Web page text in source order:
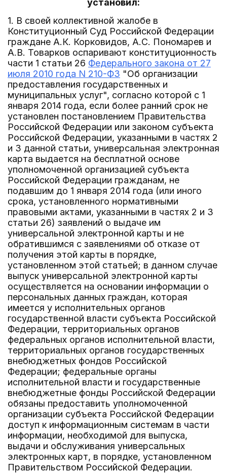
установил:
1. В своей коллективной жалобе в
Конституционный Суд Российской Федерации
граждане А.К. Корковидов, А.С. Пономарев и
А.В. Товарков оспаривают конституционность
части 1 статьи 26 Федерального закона от 27
июля 2010 года N 210-ФЗ "Об организации
предоставления государственных и
муниципальных услуг", согласно которой с 1
января 2014 года, если более ранний срок не
установлен постановлением Правительства
Российской Федерации или законом субъекта
Российской Федерации, указанными в частях 2
и 3 данной статьи, универсальная электронная
карта выдается на бесплатной основе
уполномоченной организацией субъекта
Российской Федерации гражданам, не
подавшим до 1 января 2014 года (или иного
срока, установленного нормативными
правовыми актами, указанными в частях 2 и 3
статьи 26) заявлений о выдаче им
универсальной электронной карты и не
обратившимся с заявлениями об отказе от
получения этой карты в порядке,
установленном этой статьей; в данном случае
выпуск универсальной электронной карты
осуществляется на основании информации о
персональных данных граждан, которая
имеется у исполнительных органов
государственной власти субъекта Российской
Федерации, территориальных органов
федеральных органов исполнительной власти,
территориальных органов государственных
внебюджетных фондов Российской
Федерации; федеральные органы
исполнительной власти и государственные
внебюджетные фонды Российской Федерации
обязаны предоставить уполномоченной
организации субъекта Российской Федерации
доступ к информационным системам в части
информации, необходимой для выпуска,
выдачи и обслуживания универсальных
электронных карт, в порядке, установленном
Правительством Российской Федерации.